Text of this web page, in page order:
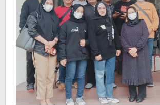
Tingkat
Nasional